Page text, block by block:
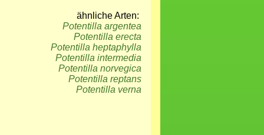
ähnliche Arten:
Potentilla argentea
Potentilla erecta
Potentilla heptaphylla
Potentilla intermedia
Potentilla norvegica
Potentilla reptans
Potentilla verna